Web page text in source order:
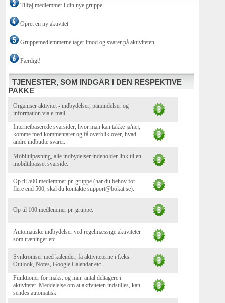
Tilføj medlemmer i din nye gruppe
Opret en ny aktivitet
Gruppemedlemmerne tager imod og svarer på aktiviteten
Færdigt!
TJENESTER, SOM INDGÅR I DEN RESPEKTIVE
PAKKE
Organiser aktivitet - indbydelser, påmindelser og
information via e-mail.
Internetbaserede svarsider, hvor man kan takke ja/nej,
komme med kommentarer og få overblik over, hvad
andre indbudte svarer.
Mobiltilpasning, alle indbydelser indeholder link til en
mobiltilpasset svarside.
Op til 500 medlemmer pr. gruppe (har du behov for
flere end 500, skal du kontakte support@bokat.se).
Op til 100 medlemmer pr. gruppe.
Automatiske indbydelser ved regelmæssige aktiviteter
som træninger etc.
Synkroniser med kalender, få aktiviteterne i f.eks.
Outlook, Notes, Google Calendar etc.
Funktioner for maks. og min. antal deltagere i
aktiviteter. Meddelelse om at aktiviteten indstilles, kan
sendes automatisk.